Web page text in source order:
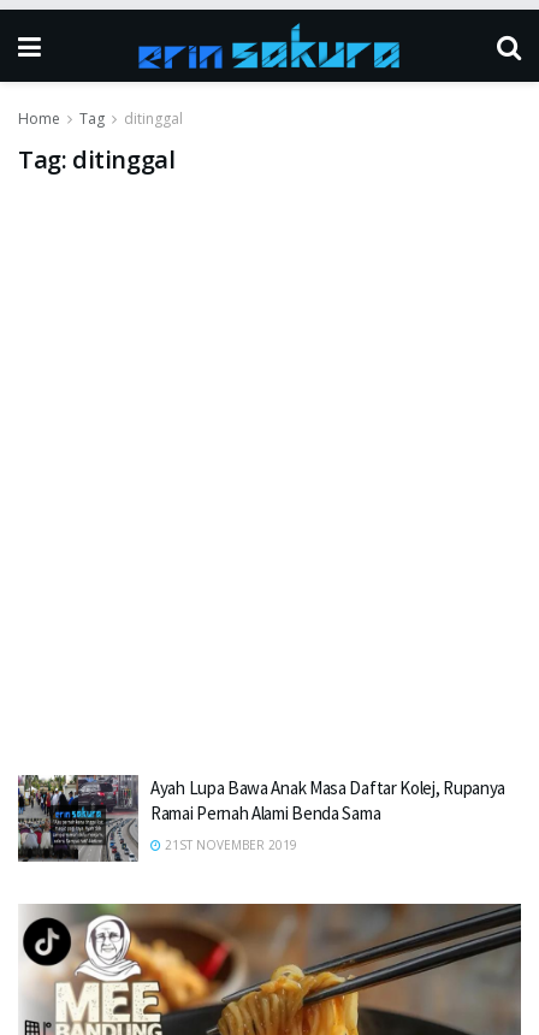
Home Tag ditinggal
Tag: ditinggal
Ayah Lupa Bawa Anak Masa Daftar Kolej, Rupanya
Ramai Pernah Alami Benda Sama
21ST NOVEMBER 2019